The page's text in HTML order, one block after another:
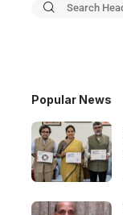
Popular News